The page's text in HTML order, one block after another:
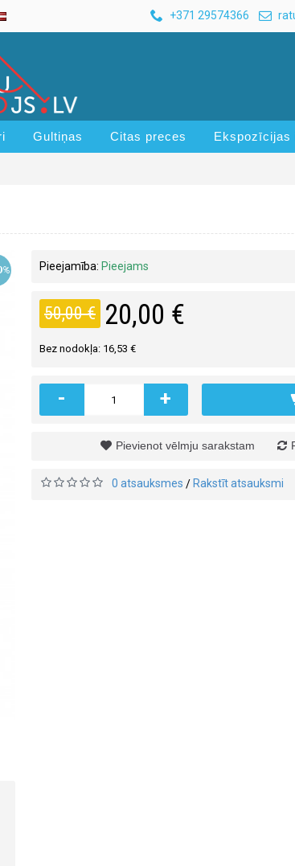
+371 29574366
Gultiņas Citas preces Ekspozīcijas
Pieejamība: Pieejams
50,00 € 20,00 €
Bez nodokļa: 16,53 €
- +
Pievienot vēlmju sarakstam
0 atsauksmes / Rakstīt atsauksmi